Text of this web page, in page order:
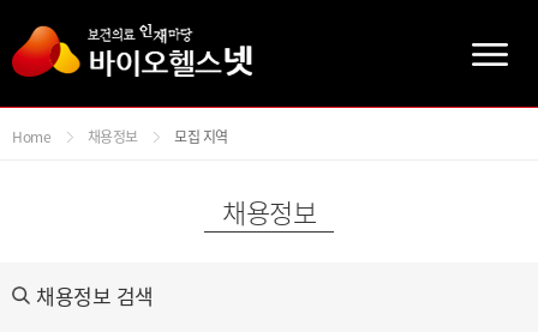
Home 채용정보 모집 지역
채용정보
채용정보 검색